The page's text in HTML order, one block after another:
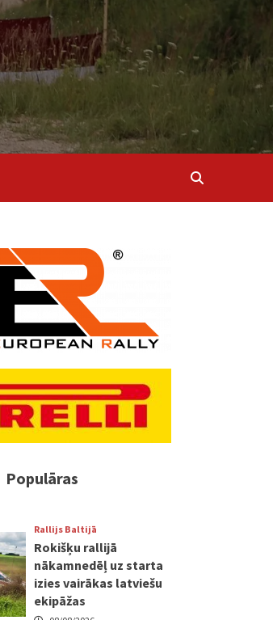
Populāras
Rallijs Baltijā
Rokišķu rallijā
nākamnedēļ uz starta
izies vairākas latviešu
ekipāžas